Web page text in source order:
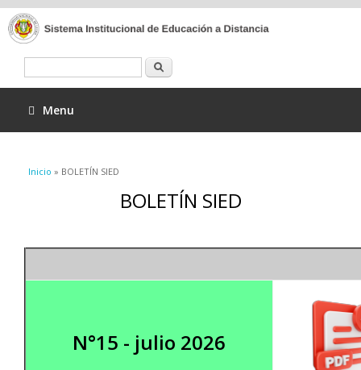
Menu
Se encuentra usted aquí
Inicio » BOLETÍN SIED
BOLETÍN SIED
N°15 - julio 2026